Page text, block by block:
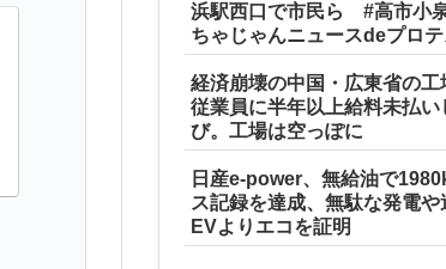
浜駅西口で市民ら #高市小
ちゃじゃんニュースdeプロテ
経済崩壊の中国・広東省の
従業員に半年以上給料未払い
び。工場は空っぽに
日産e-power、無給油で
ス記録を達成、無駄な発電や
EVよりエコを証明